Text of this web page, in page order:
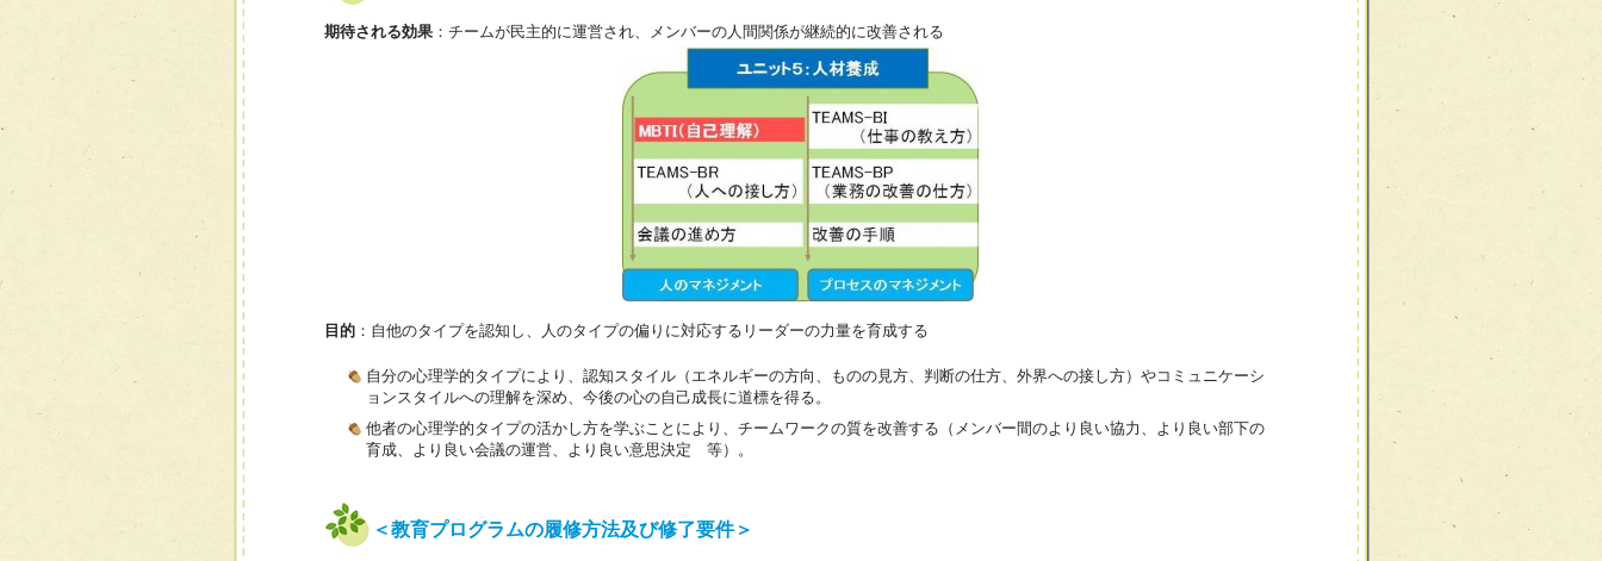
期待される効果 ：チームが民主的に運営され、メンバーの人間関係が継続的に改善される
目的 ：自他のタイプを認知し、人のタイプの偏りに対応するリーダーの力量を育成する
自分の心理学的タイプにより、認知スタイル（エネルギーの方向、ものの見方、判断の仕方、外界への接し方）やコミュニケーシ
ョンスタイルへの理解を深め、今後の心の自己成長に道標を得る。
他者の心理学的タイプの活かし方を学ぶことにより、チームワークの質を改善する（メンバー間のより良い協力、より良い部下の
育成、より良い会議の運営、より良い意思決定 等）。
＜教育プログラムの履修方法及び修了要件＞